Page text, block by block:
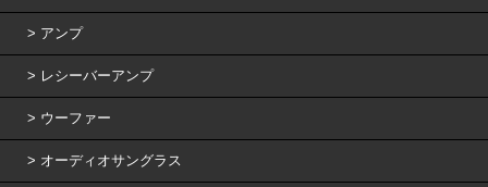
アンプ
レシーバーアンプ
ウーファー
オーディオサングラス